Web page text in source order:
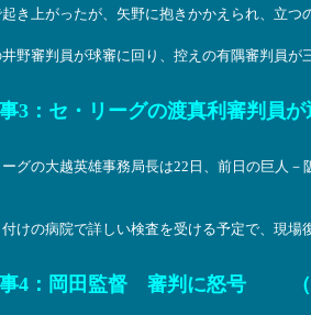
き上がったが、矢野に抱きかかえられ、立つ
野審判員が球審に回り、控えの有隅審判員
3：セ・リーグの渡真利審判員が
グの大越英雄事務局長は22日、前日の巨人
けの病院で詳しい検査を受ける予定で、現場
4：岡田監督 審判に怒号 （